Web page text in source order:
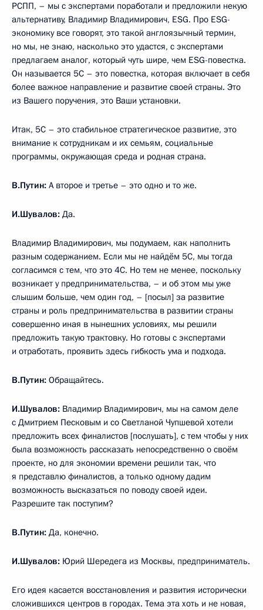
РСПП, – мы с экспертами поработали и предложили некую
альтернативу, Владимир Владимирович, ESG. Про ESG-
экономику все говорят, это такой англоязычный термин,
но мы, не знаю, насколько это удастся, с экспертами
предлагаем аналог, который чуть шире, чем ESG-повестка.
Он называется 5С – это повестка, которая включает в себя
более важное направление и развитие своей страны. Это
из Вашего поручения, это Ваши установки.
Итак, 5С – это стабильное стратегическое развитие, это
внимание к сотрудникам и их семьям, социальные
программы, окружающая среда и родная страна.
В.Путин: А второе и третье – это одно и то же.
И.Шувалов: Да.
Владимир Владимирович, мы подумаем, как наполнить
разным содержанием. Если мы не найдём 5С, мы тогда
согласимся с тем, что это 4С. Но тем не менее, поскольку
возникает у предпринимательства, – и об этом мы уже
слышим больше, чем один год, – [посыл] за развитие
страны и роль предпринимательства в развитии страны
совершенно иная в нынешних условиях, мы решили
предложить такую трактовку. Но готовы с экспертами
и отработать, проявить здесь гибкость ума и подхода.
В.Путин: Обращайтесь.
И.Шувалов: Владимир Владимирович, мы на самом деле
с Дмитрием Песковым и со Светланой Чупшевой хотели
предложить всех финалистов [послушать], с тем чтобы у них
была возможность рассказать непосредственно о своём
проекте, но для экономии времени решили так, что
я представлю финалистов, а только одному дадим
возможность высказаться по поводу своей идеи.
Разрешите так поступим?
В.Путин: Да, конечно.
И.Шувалов: Юрий Шередега из Москвы, предприниматель.
Его идея касается восстановления и развития исторически
сложившихся центров в городах. Тема эта хоть и не новая,